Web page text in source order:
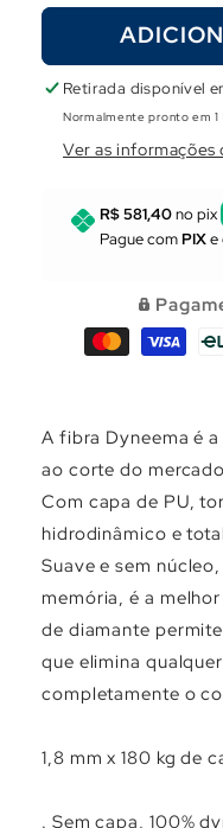
quantidade
Cabo
Sigalsub
Dyneema
revestido
em
fluorescente
com
mm,
carretel
metros
de
Cabo
em
com
1,8
mm,
Retirada disponível
Normalmente pronto em 1
Ver as informações
R$ 581,40no pix
Pague comPIXe
A fibra Dyneema é
ao corte do
Com capa de PU,
hidrodinâmico e
Suave e sem
memória, é a
de diamante
que elimina
completamente o
1,8 mm x 180 kg de
. Sem capa, 100%